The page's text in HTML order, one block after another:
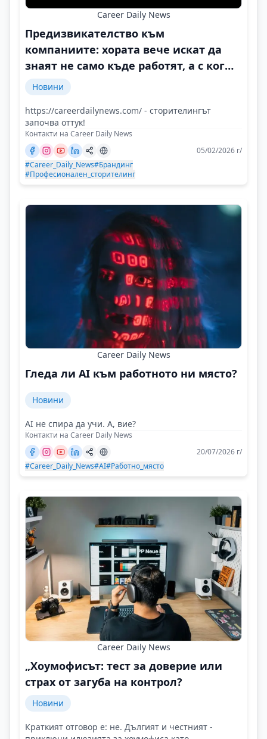
Career Daily News
Предизвикателство към
компаниите: хората вече искат да
знаят не само къде работят, а с кого
и защо
Новини
https://careerdailynews.com/ - сторителингът
започва оттук!
Контакти на Career Daily News
05/02/2026 г/
#Career_Daily_News#Брандинг
#Професионален_сторителинг
Career Daily News
Гледа ли AI към работното ни място?
Новини
AI не спира да учи. А, вие?
Контакти на Career Daily News
20/07/2026 г/
#Career_Daily_News#AI#Работно_място
Career Daily News
„Хоумофисът: тест за доверие или
страх от загуба на контрол?
Новини
Краткият отговор е: не. Дългият и честният -